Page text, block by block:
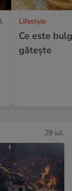
Lifestyle
Ce este
gătește
29 iul.